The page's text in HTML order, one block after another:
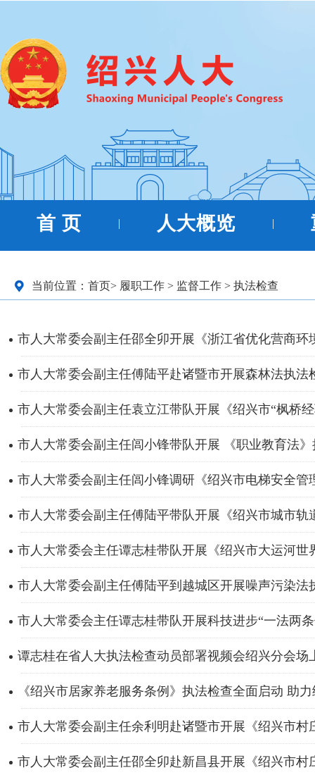
首 页 | 人大概览 |
当前位置： 首页> 履职工作 > 监督工作 > 执法检查
市人大常委会副主任邵全卯开展《浙江省优化营商环
市人大常委会副主任傅陆平赴诸暨市开展森林法执法
市人大常委会副主任袁立江带队开展《绍兴市“枫桥
市人大常委会副主任闾小锋带队开展 《职业教育法
市人大常委会副主任闾小锋调研《绍兴市电梯安全管
市人大常委会副主任傅陆平带队开展《绍兴市城市轨
市人大常委会主任谭志桂带队开展《绍兴市大运河世
市人大常委会副主任傅陆平到越城区开展噪声污染法
市人大常委会主任谭志桂带队开展科技进步“一法两
谭志桂在省人大执法检查动员部署视频会绍兴分会场
《绍兴市居家养老服务条例》执法检查全面启动 助
市人大常委会副主任余利明赴诸暨市开展《绍兴市村
市人大常委会副主任邵全卯赴新昌县开展《绍兴市村